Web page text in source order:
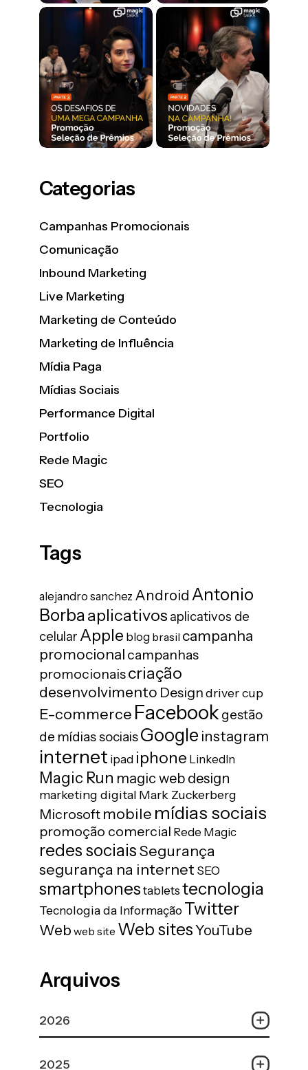
Categorias
Campanhas Promocionais
Comunicação
Inbound Marketing
Live Marketing
Marketing de Conteúdo
Marketing de Influência
Mídia Paga
Mídias Sociais
Performance Digital
Portfolio
Rede Magic
SEO
Tecnologia
Tags
alejandro sanchez Android Antonio
Borbaaplicativos aplicativos de
celular Apple blog brasil campanha
promocional campanhas
promocionaiscriação
desenvolvimento Designdriver cup
E-commerce Facebookgestão
de mídias sociaisGoogle instagram
internet ipad iphone LinkedIn
Magic Run magic web design
marketing digital Mark Zuckerberg
Microsoft mobile mídias sociais
promoção comercial Rede Magic
redes sociaisSegurança
segurança na internet SEO
smartphones tablets tecnologia
Tecnologia da Informação Twitter
Web web site Web sitesYouTube
Arquivos
2026
2025